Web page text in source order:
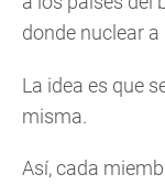
donde nuclear
La idea es que
misma.
Así, cada